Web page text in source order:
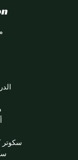
سكوتر